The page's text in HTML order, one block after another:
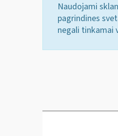
Naudojami
pagrindines
negali tinkamai